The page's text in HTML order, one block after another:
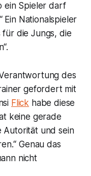
ein Spieler darf
Ein Nationalspieler
für die Jungs, die
des
gefordert mit
Flick habe diese
keine gerade
Autorität und sein
Genau das
nicht